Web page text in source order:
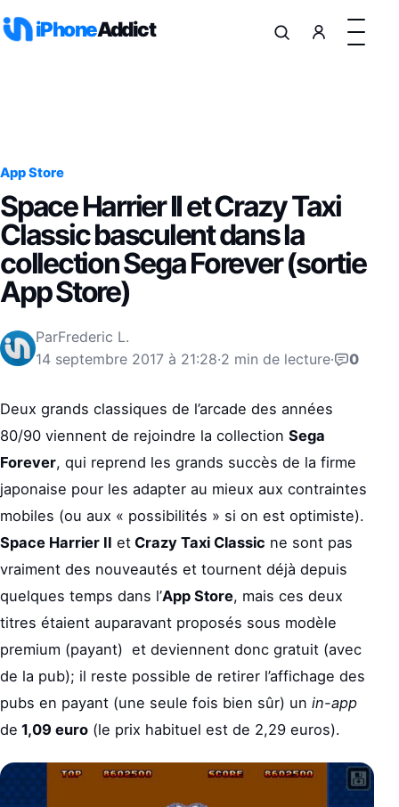
iPhoneAddict
App Store
Space Harrier II et Crazy Taxi
Classic basculent dans la
collection Sega Forever (sortie
App Store)
ParFrederic L.
14 septembre 2017 à 21:28·2 min de lecture· 0
Deux grands classiques de l’arcade des années
80/90 viennent de rejoindre la collection Sega
Forever, qui reprend les grands succès de la firme
japonaise pour les adapter au mieux aux contraintes
mobiles (ou aux « possibilités » si on est optimiste).
Space Harrier II et Crazy Taxi Classic ne sont pas
vraiment des nouveautés et tournent déjà depuis
quelques temps dans l’App Store, mais ces deux
titres étaient auparavant proposés sous modèle
premium (payant) et deviennent donc gratuit (avec
de la pub); il reste possible de retirer l’affichage des
pubs en payant (une seule fois bien sûr) un in-app
de 1,09 euro (le prix habituel est de 2,29 euros).